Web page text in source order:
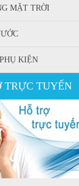
MẶT TRỜI
KIỆN
TRỰC TUYẾN